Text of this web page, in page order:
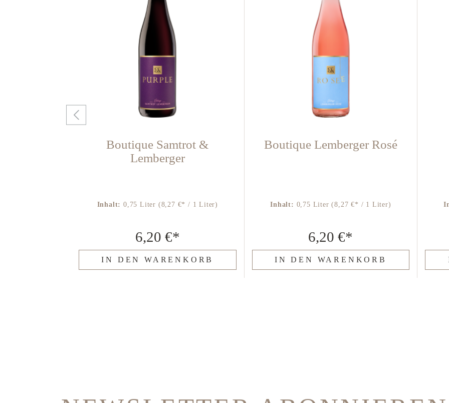
Boutique Samtrot &
Lemberger
Inhalt: 0,75 Liter (8,27 €* / 1 Liter)
6,20 €*
IN DEN WARENKORB
Boutique Lemberger Rosé
Inhalt: 0,75 Liter(8,27 €* / 1 Liter)
6,20 €*
IN DEN WARENKORB